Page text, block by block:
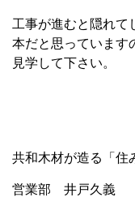
工事が進むと隠れて
本だと思っています
見学して下さい。
共和木材が造る「住
営業部 井戸久義